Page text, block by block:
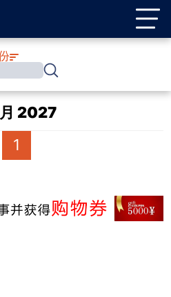
2027
1